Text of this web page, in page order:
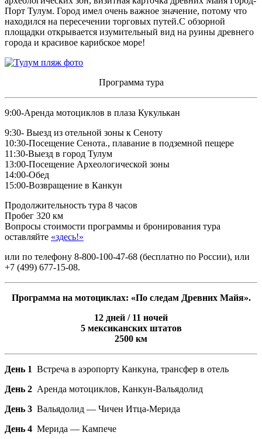
Порт Тулум. Город имел очень важное значение, потому что
находился на пересечении торговых путей.С обзорной
площадки открывается изумительный вид на руины древнего
города и красивое карибское море!
Программа тура
9:00-Аренда мотоциклов в плаза Кукулькан
9:30- Выезд из отельной зоны к Сеноту
10:30-Посещение Сенота., плавание в подземной пещере
11:30-Выезд в город Тулум
13:00-Посещение Археологической зоны
14:00-Обед
15:00-Возвращение в Канкун
Продолжительность тура 8 часов
Пробег 320 км
Вопросы стоимости программы и бронирования тура
оставляйте «здесь!»
или по телефону 8-800-100-47-68 (бесплатно по России), или
+7 (499) 677-15-08.
Программа на мотоциклах: «По следам Древних Майя».
12 дней / 11 ночей
5 мексиканских штатов
2500 км
День 1 Встреча в аэропорту Канкуна, трансфер в отель
День 2 Аренда мотоциклов, Канкун-Вальядолид
День 3 Вальядолид — Чичен Итца-Мерида
День 4 Мерида — Кампече